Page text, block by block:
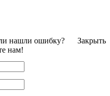
Закрыть
нашли ошибку?
нам!